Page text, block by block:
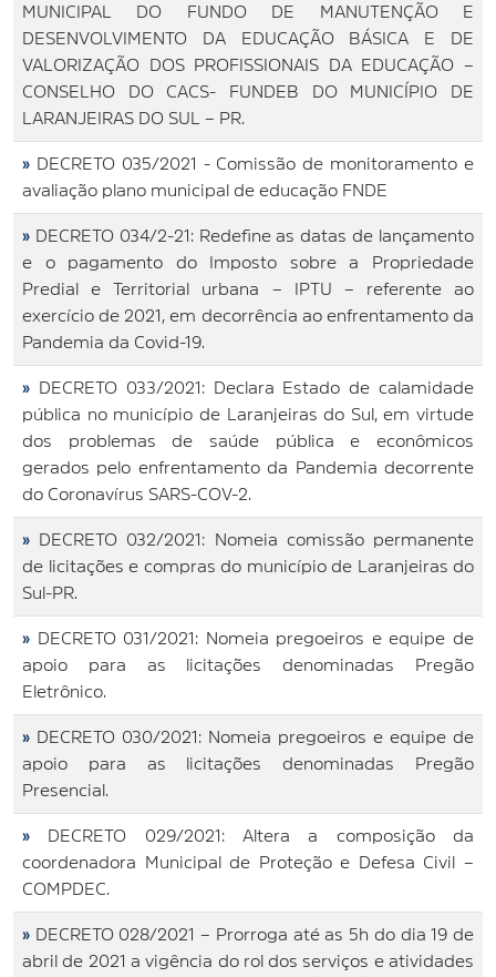
MUNICIPAL DO FUNDO DE MANUTENÇÃO E
DESENVOLVIMENTO DA EDUCAÇÃO BÁSICA E DE
VALORIZAÇÃO DOS PROFISSIONAIS DA EDUCAÇÃO –
CONSELHO DO CACS- FUNDEB DO MUNICÍPIO DE
LARANJEIRAS DO SUL – PR.
» DECRETO 035/2021 - Comissão de monitoramento e
avaliação plano municipal de educação FNDE
» DECRETO 034/2-21: Redefine as datas de lançamento
e o pagamento do Imposto sobre a Propriedade
Predial e Territorial urbana – IPTU – referente ao
exercício de 2021, em decorrência ao enfrentamento da
Pandemia da Covid-19.
»
DECRETO 033/2021: Declara Estado de calamidade
pública no município de Laranjeiras do Sul, em virtude
dos problemas de saúde pública e econômicos
gerados pelo enfrentamento da Pandemia decorrente
do Coronavírus SARS-COV-2.
»
DECRETO 032/2021: Nomeia comissão permanente
de licitações e compras do município de Laranjeiras do
Sul-PR.
» DECRETO 031/2021: Nomeia pregoeiros e equipe de
apoio para as licitações denominadas Pregão
Eletrônico.
» DECRETO 030/2021: Nomeia pregoeiros e equipe de
apoio para as licitações denominadas Pregão
Presencial.
»
DECRETO 029/2021: Altera a composição da
coordenadora Municipal de Proteção e Defesa Civil –
COMPDEC.
» DECRETO 028/2021 – Prorroga até as 5h do dia 19 de
abril de 2021 a vigência do rol dos serviços e atividades